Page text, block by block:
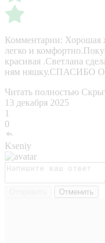
Комментарии: Хорошая
легко и
красивая .Светлана
ням няшку.СПАСИБО
Читать полностью
13 декабря 2025
1
0
Kseniy
Отменить